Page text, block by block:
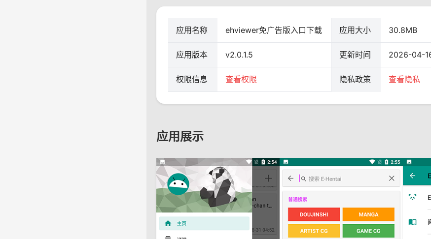
应用名称 ehviewer免广告版入口下载 应用大小 30.8MB
应用版本 v2.0.1.5 更新时间 2026-04-
权限信息 查看权限 隐私政策 查看隐私
应用展示